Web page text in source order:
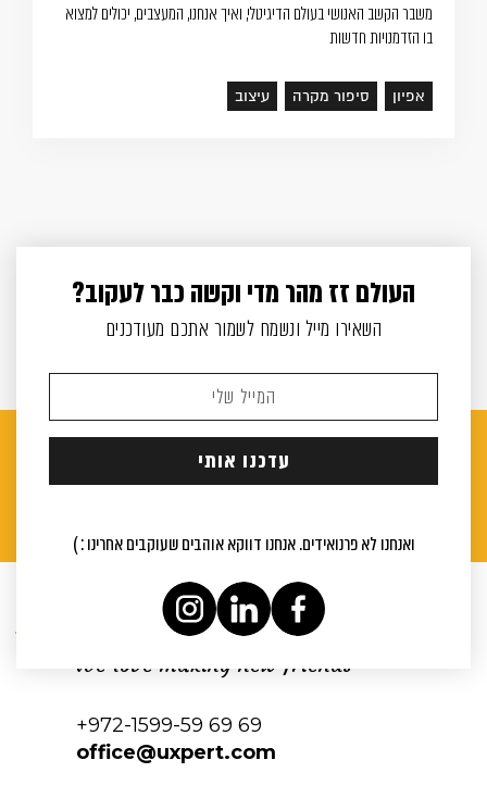
משבר הקשב האנושי בעולם הדיגיטלי, ואיך אנחנו, המעצבים, יכולים למצוא
בו הזדמנויות חדשות
אפיון סיפור מקרה עיצוב
העולם זז מהר מדי וקשה כבר לעקוב?
השאירו מייל ונשמח לשמור אתכם מעודכנים
ואנחנו לא פרנואידים. אנחנו דווקא אוהבים שעוקבים אחרינו : )
Contact us
We love making new friends
+972-1599-59 69 69
office@uxpert.com